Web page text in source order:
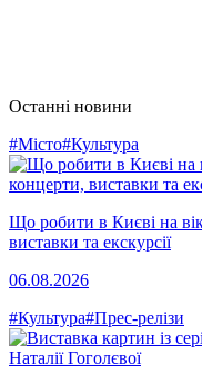
Останні новини
#Місто#Культура
Що робити в Києві на
виставки та екскурсії
06.08.2026
#Культура#Прес-релізи